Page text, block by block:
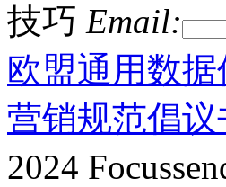
技巧 Email:
欧盟通用数
营销规范倡议
2024